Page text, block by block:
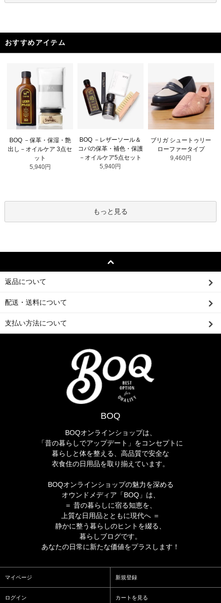
おすすめアイテム
BOQ －保革・保湿・艶
出し－オイルケア 3点セ
ット
5,940円
BOQ －レザーソール＆
コバの保革・補色・保護
－オイルケア5点セット
5,940円
ブリガ シュートゥリー
ローファータイプ
9,460円
もっと見る
返品について
配送・送料について
支払い方法について
BOQ
BOQオンラインショップは、
「昔の暮らしでアップデート」をコンセプトに
暮らしと体を整える、高品質で安全な
衣食住の日用品を取り揃えています。
BOQオンラインショップの魅力を深める
オウンドメディア「BOQ」は、
＝ 昔の暮らしに宿る知恵を、
上質な日用品とともに現代へ ＝
静かに整う暮らしのヒントを綴る、
暮らしブログです。
あなたの日常に新たな価値をプラスします！
マイページ 新規登録
ログイン カートを見る